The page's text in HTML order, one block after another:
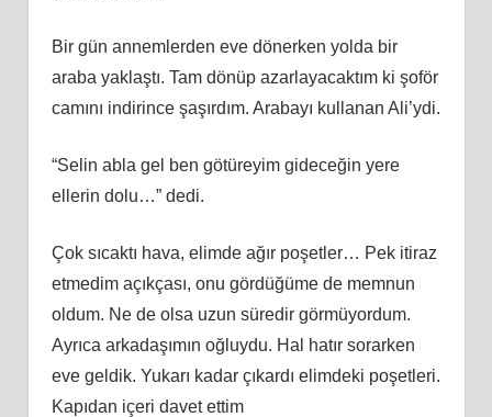
Bir gün annemlerden eve dönerken yolda bir
araba yaklaştı. Tam dönüp azarlayacaktım ki şoför
camını indirince şaşırdım. Arabayı kullanan Ali’ydi.
“Selin abla gel ben götüreyim gideceğin yere
ellerin dolu…” dedi.
Çok sıcaktı hava, elimde ağır poşetler… Pek itiraz
etmedim açıkçası, onu gördüğüme de memnun
oldum. Ne de olsa uzun süredir görmüyordum.
Ayrıca arkadaşımın oğluydu. Hal hatır sorarken
eve geldik. Yukarı kadar çıkardı elimdeki poşetleri.
Kapıdan içeri davet ettim